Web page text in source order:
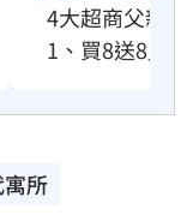
4大超商父親
1、買8送8」
所